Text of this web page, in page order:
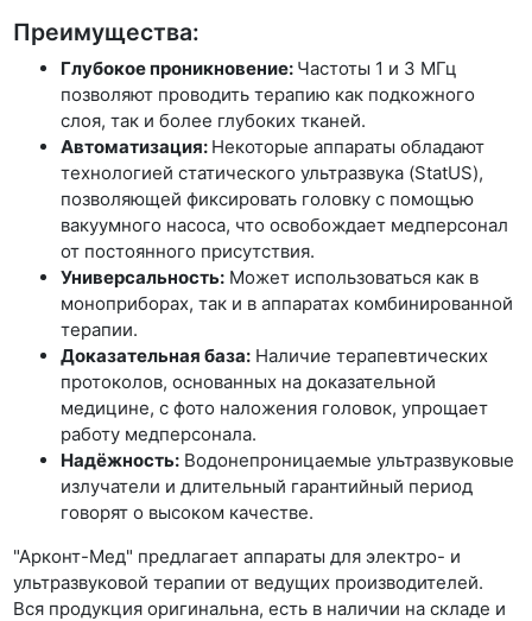
Преимущества:
Глубокое проникновение: Частоты 1 и 3 МГц
позволяют проводить терапию как подкожного
слоя, так и более глубоких тканей.
Автоматизация: Некоторые аппараты обладают
технологией статического ультразвука (StatUS),
позволяющей фиксировать головку с помощью
вакуумного насоса, что освобождает медперсонал
от постоянного присутствия.
Универсальность: Может использоваться как в
моноприборах, так и в аппаратах комбинированной
терапии.
Доказательная база: Наличие терапевтических
протоколов, основанных на доказательной
медицине, с фото наложения головок, упрощает
работу медперсонала.
Надёжность: Водонепроницаемые ультразвуковые
излучатели и длительный гарантийный период
говорят о высоком качестве.
"Арконт-Мед" предлагает аппараты для электро- и
ультразвуковой терапии от ведущих производителей.
Вся продукция оригинальна, есть в наличии на складе и